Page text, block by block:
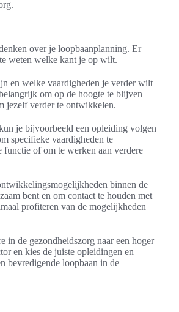
over je loopbaanplanning. Er
weten welke kant je op wilt.
en welke vaardigheden je verder wilt
om op de hoogte te blijven
jezelf verder te ontwikkelen.
je bijvoorbeeld een opleiding volgen
specifieke vaardigheden te
of om te werken aan verdere
binnen de
bent en om contact te houden met
profiteren van de mogelijkheden
de gezondheidszorg naar een hoger
en kies de juiste opleidingen en
bevredigende loopbaan in de